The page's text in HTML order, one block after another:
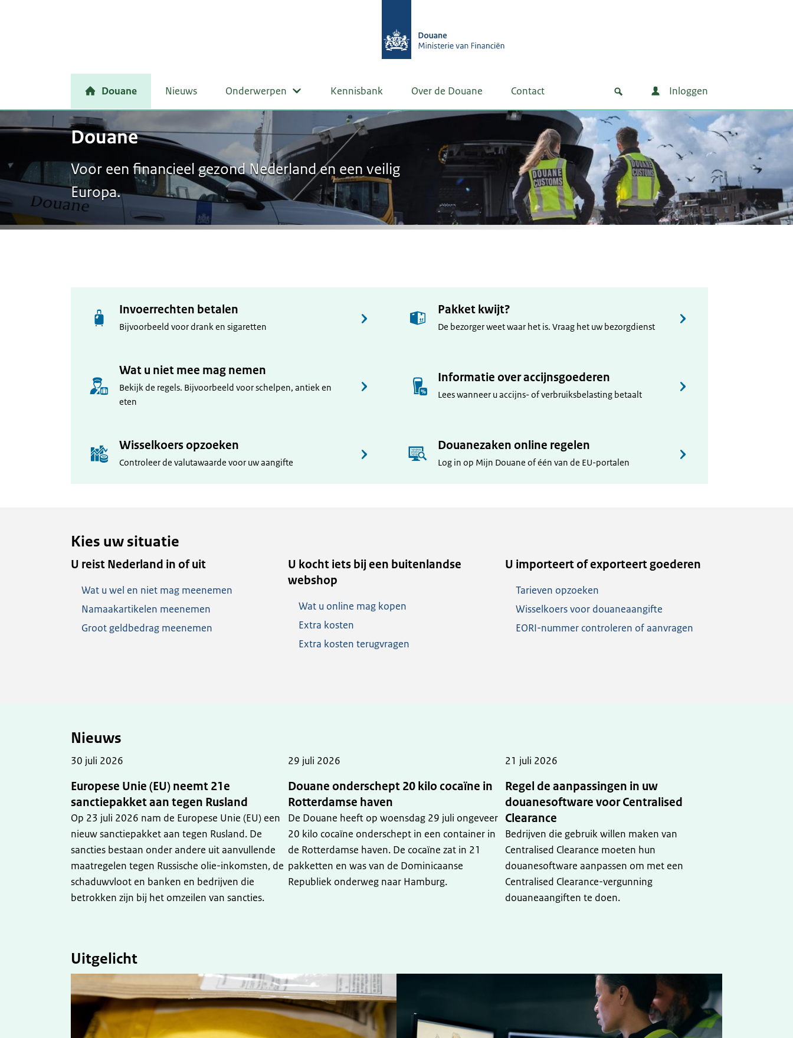
Douane Nieuws Onderwerpen Kennisbank Over de Douane Contact Inloggen
Douane
Voor een financieel gezond Nederland en een veilig
Europa.
Invoerrechten betalen
Bijvoorbeeld voor drank en sigaretten
Pakket kwijt?
De bezorger weet waar het is. Vraag het uw bezorgdienst
Wat u niet mee mag nemen
Bekijk de regels. Bijvoorbeeld voor schelpen, antiek en
eten
Informatie over accijnsgoederen
Lees wanneer u accijns- of verbruiksbelasting betaalt
Wisselkoers opzoeken
Controleer de valutawaarde voor uw aangifte
Douanezaken online regelen
Log in op Mijn Douane of één van de EU-portalen
Kies uw situatie
U reist Nederland in of uit
Wat u wel en niet mag meenemen
Namaakartikelen meenemen
Groot geldbedrag meenemen
U kocht iets bij een buitenlandse
webshop
Wat u online mag kopen
Extra kosten
Extra kosten terugvragen
U importeert of exporteert goederen
Tarieven opzoeken
Wisselkoers voor douaneaangifte
EORI-nummer controleren of aanvragen
Nieuws
Europese Unie (EU) neemt 21e
sanctiepakket aan tegen Rusland
30 juli 2026
Op 23 juli 2026 nam de Europese Unie (EU) een
nieuw sanctiepakket aan tegen Rusland. De
sancties bestaan onder andere uit aanvullende
maatregelen tegen Russische olie-inkomsten, de
schaduwvloot en banken en bedrijven die
betrokken zijn bij het omzeilen van sancties.
Douane onderschept 20 kilo cocaïne in
Rotterdamse haven
29 juli 2026
De Douane heeft op woensdag 29 juli ongeveer
20 kilo cocaïne onderschept in een container in
de Rotterdamse haven. De cocaïne zat in 21
pakketten en was van de Dominicaanse
Republiek onderweg naar Hamburg.
Regel de aanpassingen in uw
douanesoftware voor Centralised
Clearance
21 juli 2026
Bedrijven die gebruik willen maken van
Centralised Clearance moeten hun
douanesoftware aanpassen om met een
Centralised Clearance-vergunning
douaneaangiften te doen.
Uitgelicht